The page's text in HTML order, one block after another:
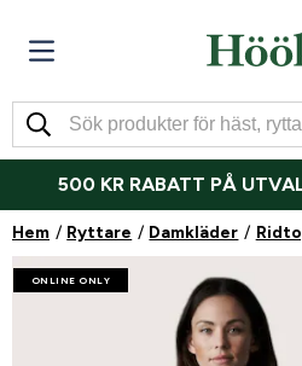
500 KR RABATT PÅ
Hem Ryttare Damkläder
ONLINE ONLY